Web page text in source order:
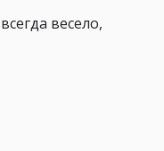
весело,